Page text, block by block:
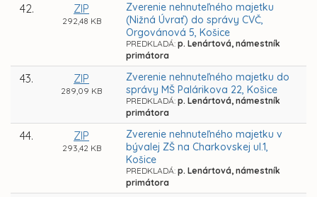
42. ZIP
292,48 KB
Zverenie nehnuteľného majetku
(Nižná Úvrať) do správy CVČ,
Orgovánová 5, Košice
PREDKLADÁ: p. Lenártová, námestník
primátora
43. ZIP
289,09 KB
Zverenie nehnuteľného majetku do
správy MŠ Palárikova 22, Košice
PREDKLADÁ: p. Lenártová, námestník
primátora
44. ZIP
293,42 KB
Zverenie nehnuteľného majetku v
bývalej ZŠ na Charkovskej ul.1,
Košice
PREDKLADÁ: p. Lenártová, námestník
primátora